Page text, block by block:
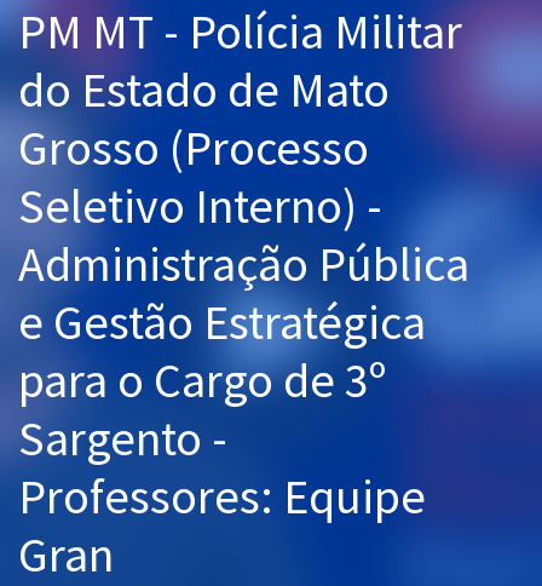
Cursos 20% OFF
Pós
Graduação
OAB
Mentorias
Questões grátis
Blog
Aprovados
PM MT - Polícia Militar
do Estado de Mato
Grosso (Processo
Seletivo Interno) -
Administração Pública
e Gestão Estratégica
para o Cargo de 3º
Sargento -
Professores: Equipe
Gran